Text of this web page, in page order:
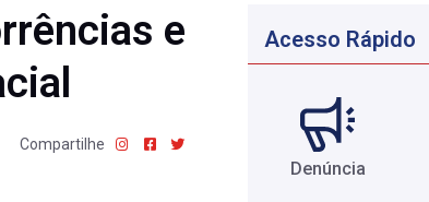
e
Compartilhe
Acesso Rápido
Denúncia